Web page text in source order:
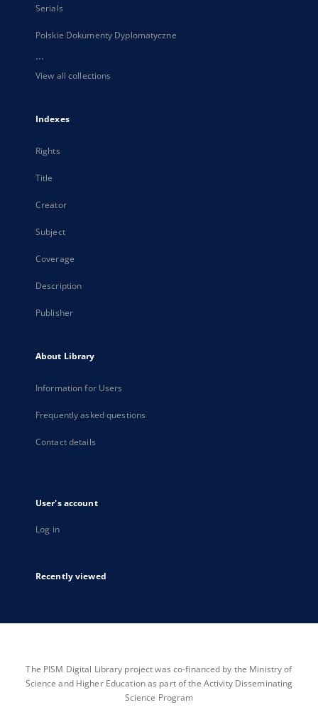
Serials
Polskie Dokumenty Dyplomatyczne
...
View all collections
Indexes
Rights
Title
Creator
Subject
Coverage
Description
Publisher
About Library
Information for Users
Frequently asked questions
Contact details
User's account
Log in
Recently viewed
The PISM Digital Library project was co-financed by the Ministry of
Science and Higher Education as part of the Activity Disseminating
Science Program